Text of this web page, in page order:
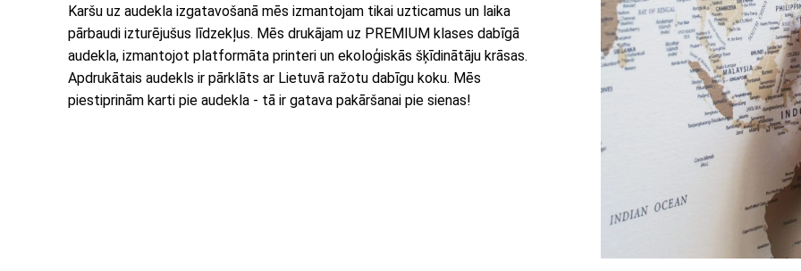
Karšu uz audekla izgatavošanā mēs izmantojam tikai uzticamus un laika
pārbaudi izturējušus līdzekļus. Mēs drukājam uz PREMIUM klases dabīgā
audekla, izmantojot platformāta printeri un ekoloģiskās šķīdinātāju krāsas.
Apdrukātais audekls ir pārklāts ar Lietuvā ražotu dabīgu koku. Mēs
piestiprinām karti pie audekla - tā ir gatava pakāršanai pie sienas!